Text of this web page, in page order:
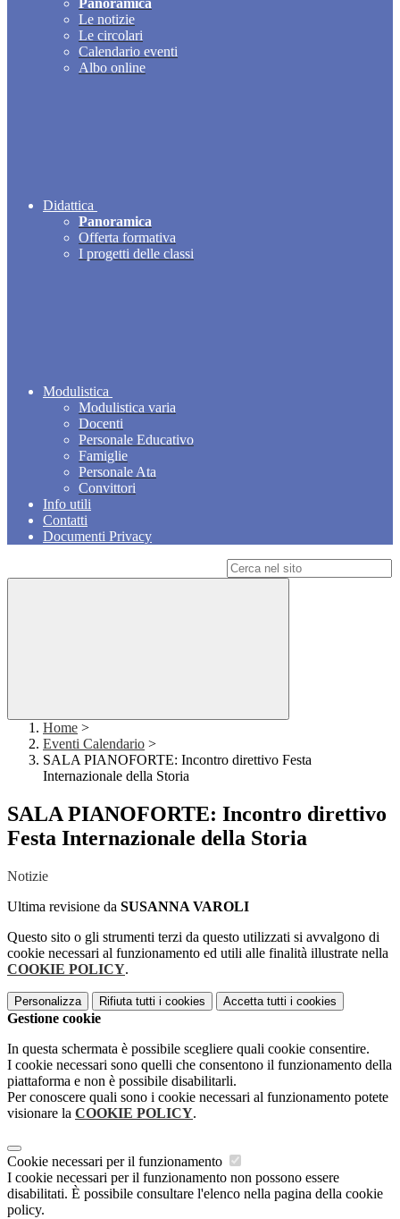
Panoramica
Le notizie
Le circolari
Calendario eventi
Albo online
Didattica
Panoramica
Offerta formativa
I progetti delle classi
Modulistica
Modulistica varia
Docenti
Personale Educativo
Famiglie
Personale Ata
Convittori
Info utili
Contatti
Documenti Privacy
Home >
Eventi Calendario >
SALA PIANOFORTE: Incontro direttivo Festa
Internazionale della Storia
SALA PIANOFORTE: Incontro direttivo
Festa Internazionale della Storia
Notizie
Ultima revisione da SUSANNA VAROLI
Questo sito o gli strumenti terzi da questo utilizzati si avvalgono di
cookie necessari al funzionamento ed utili alle finalità illustrate nella
COOKIE POLICY.
Personalizza Rifiuta tutti i cookies Accetta tutti i cookies
Gestione cookie
In questa schermata è possibile scegliere quali cookie consentire.
I cookie necessari sono quelli che consentono il funzionamento della
piattaforma e non è possibile disabilitarli.
Per conoscere quali sono i cookie necessari al funzionamento potete
visionare la COOKIE POLICY.
Cookie necessari per il funzionamento
I cookie necessari per il funzionamento non possono essere
disabilitati. È possibile consultare l'elenco nella pagina della cookie
policy.